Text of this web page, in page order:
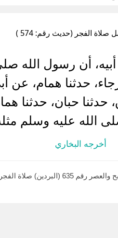
الفجر (حديث رقم: 574 )
أن رسول الله
حدثنا همام، عن
حدثنا حبان، حدثنا
الله عليه وسلم
أخرجه البخاري
أخرجه مسلم في المساجد ومواضع الصلاة